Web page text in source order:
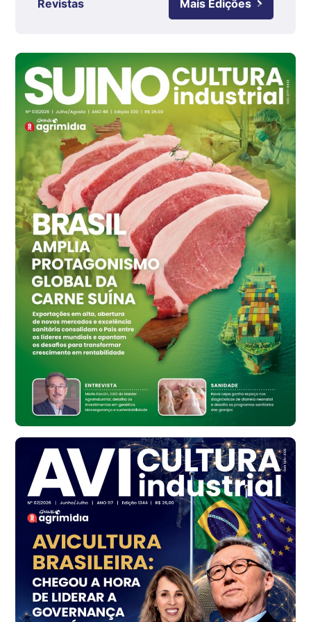
Grande São Paulo (SP)
Ovo Branco - Regional
Branco
R$ 145,34
cx
Ovo Vermelho - Regional
Grande São Paulo (SP)
R$ 155,59
cx
Ovo Vermelho - Regional
Vermelho
R$ 159,31
cx
Ovo Branco - Regional
Bastos (SP)
R$ 134,42
cx
Ovo Vermelho - Regional
Bastos (SP)
R$ 148,56
cx
Frango - Indicador
R$ 7,16
kg
Frango - Indicador
SP
R$ 7,18
kg
Trigo Atacado - Regional
PR
R$ 1.414,46
Revistas Mais Edições